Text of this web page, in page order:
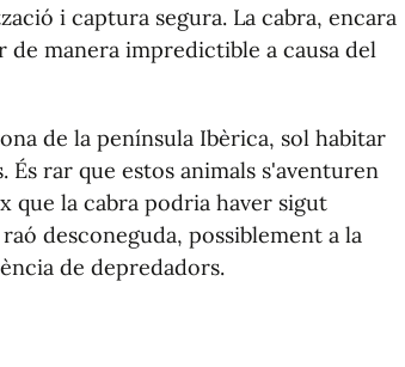
i captura segura. La cabra, encara
de manera impredictible a causa del
de la península Ibèrica, sol habitar
És rar que estos animals s'aventuren
que la cabra podria haver sigut
desconeguda, possiblement a la
de depredadors.